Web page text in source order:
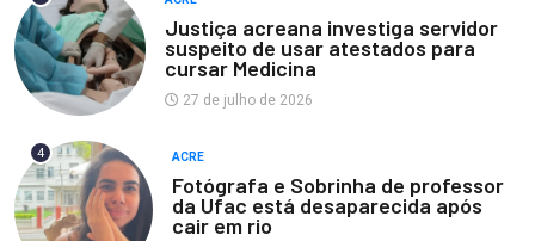
Justiça acreana investiga servidor
suspeito de usar atestados para
cursar Medicina
27 de julho de 2026
4 ACRE
Fotógrafa e Sobrinha de professor
da Ufac está desaparecida após
cair em rio